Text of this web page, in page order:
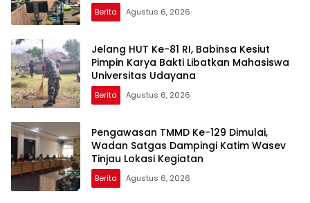
Berita Agustus 6, 2026
Jelang HUT Ke-81 RI, Babinsa Kesiut
Pimpin Karya Bakti Libatkan Mahasiswa
Universitas Udayana
Berita Agustus 6, 2026
Pengawasan TMMD Ke-129 Dimulai,
Wadan Satgas Dampingi Katim Wasev
Tinjau Lokasi Kegiatan
Berita Agustus 6, 2026